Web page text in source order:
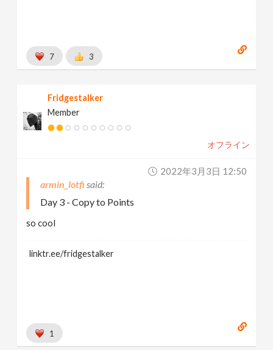
7 3
Fridgestalker
Member
オフライン
2022年3月3日 12:50
armin_lotfi
Day 3 - Copy to Points
so cool
linktr.ee/fridgestalker
1